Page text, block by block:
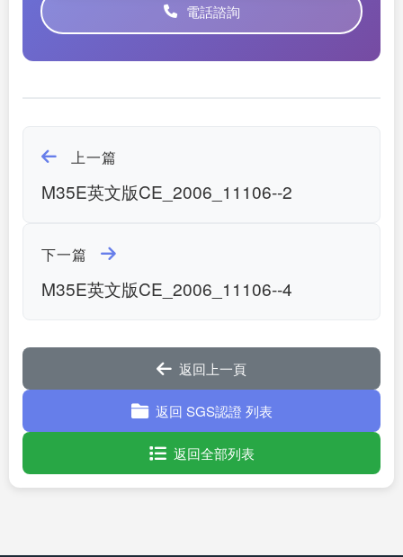
電話諮詢
上一篇
M35E英文版CE_2006_11106--2
下一篇
M35E英文版CE_2006_11106--4
返回上一頁
返回 SGS認證 列表
返回全部列表